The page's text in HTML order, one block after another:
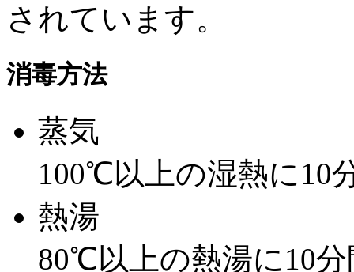
されています。
消毒方法
蒸気
100℃以上の湿熱に10
熱湯
80℃以上の熱湯に10